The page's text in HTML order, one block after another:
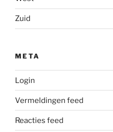
Zuid
META
Login
Vermeldingen feed
Reacties feed